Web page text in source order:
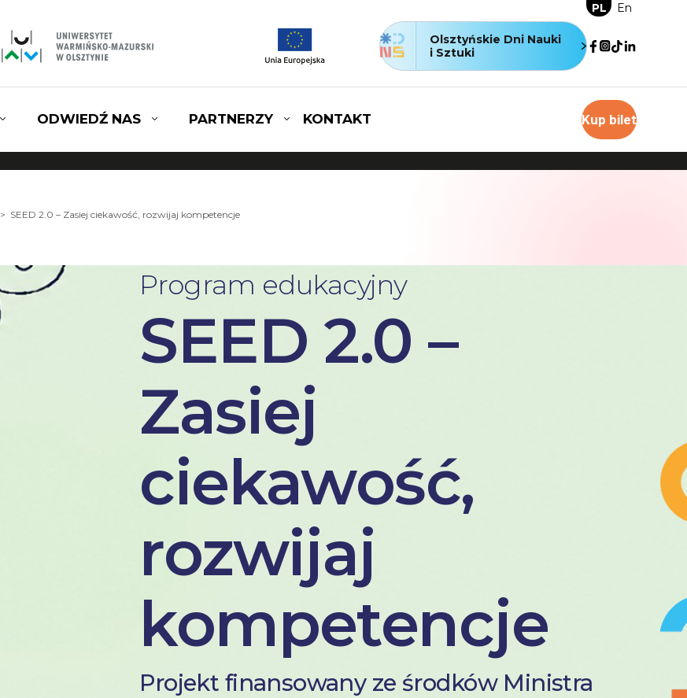
PL En
Olsztyńskie Dni Nauki
i Sztuki
ODWIEDŹ NAS PARTNERZY KONTAKT Kup bilet
> SEED 2.0 – Zasiej ciekawość, rozwijaj kompetencje
Program edukacyjny
SEED 2.0 –
Zasiej
ciekawość,
rozwijaj
kompetencje
Projekt finansowany ze środków Ministra